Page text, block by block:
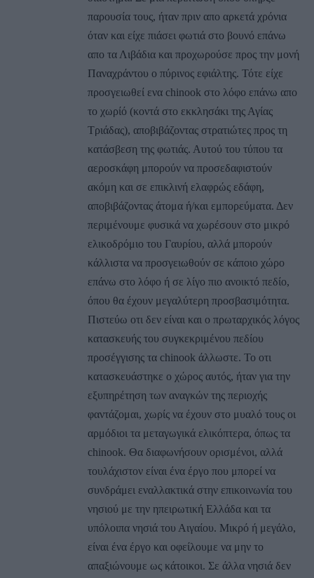
παρουσία τους, ήταν πριν απο αρκετά χρόνια
όταν και είχε πιάσει φωτιά στο βουνό επάνω
απο τα Λιβάδια και προχωρούσε προς την μονή
Παναχράντου ο πύρινος εφιάλτης. Τότε είχε
προσγειωθεί ενα chinook στο λόφο επάνω απο
το χωρίό (κοντά στο εκκλησάκι της Αγίας
Τριάδας), αποβιβάζοντας στρατιώτες προς τη
κατάσβεση της φωτιάς. Αυτού του τύπου τα
αεροσκάφη μπορούν να προσεδαφιστούν
ακόμη και σε επικλινή ελαφρώς εδάφη,
αποβιβάζοντας άτομα ή/και εμπορεύματα. Δεν
περιμένουμε φυσικά να χωρέσουν στο μικρό
ελικοδρόμιο του Γαυρίου, αλλά μπορούν
κάλλιστα να προσγειωθούν σε κάποιο χώρο
επάνω στο λόφο ή σε λίγο πιο ανοικτό πεδίο,
όπου θα έχουν μεγαλύτερη προσβασιμότητα.
Πιστεύω οτι δεν είναι και ο πρωταρχικός λόγος
κατασκευής του συγκεκριμένου πεδίου
προσέγγισης τα chinook άλλωστε. Το οτι
κατασκευάστηκε ο χώρος αυτός, ήταν για την
εξυπηρέτηση των αναγκών της περιοχής
φαντάζομαι, χωρίς να έχουν στο μυαλό τους οι
αρμόδιοι τα μεταγωγικά ελικόπτερα, όπως τα
chinook. Θα διαφωνήσουν ορισμένοι, αλλά
τουλάχιστον είναι ένα έργο που μπορεί να
συνδράμει εναλλακτικά στην επικοινωνία του
νησιού με την ηπειρωτική Ελλάδα και τα
υπόλοιπα νησιά του Αιγαίου. Μικρό ή μεγάλο,
είναι ένα έργο και οφείλουμε να μην το
απαξιώνουμε ως κάτοικοι. Σε άλλα νησιά δεν